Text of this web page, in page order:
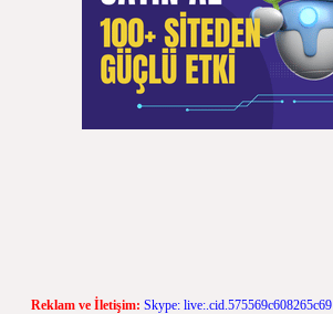
Reklam ve İletişim: Skype: live:.cid.575569c608265c69